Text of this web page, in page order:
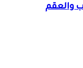
والعقم